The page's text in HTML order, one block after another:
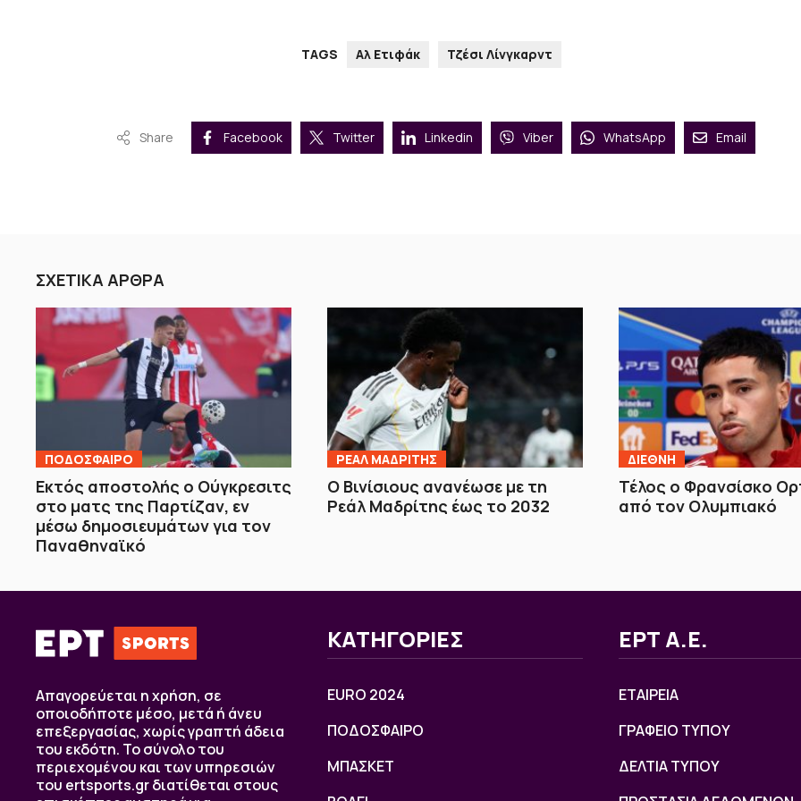
TAGS Αλ Ετιφάκ Τζέσι Λίνγκαρντ
Share Facebook Twitter Linkedin Viber WhatsApp Email
ΣΧΕΤΙΚΑ ΑΡΘΡΑ
ΠΟΔΟΣΦΑΙΡΟ
Εκτός αποστολής ο Ούγκρεσιτς
στο ματς της Παρτίζαν, εν
μέσω δημοσιευμάτων για τον
Παναθηναϊκό
ΡΕΑΛ ΜΑΔΡΙΤΗΣ
Ο Βινίσιους ανανέωσε με τη
Ρεάλ Μαδρίτης έως το 2032
ΔΙΕΘΝΗ
Τέλος ο Φρανσίσκο
από τον Ολυμπιακό
Απαγορεύεται η χρήση, σε
οποιοδήποτε μέσο, μετά ή άνευ
επεξεργασίας, χωρίς γραπτή άδεια
του εκδότη. Το σύνολο του
περιεχομένου και των υπηρεσιών
του ertsports.gr διατίθεται στους
ΚΑΤΗΓΟΡΙΕΣ
EURO 2024
ΠΟΔΟΣΦΑΙΡΟ
ΜΠΑΣΚΕΤ
ΕΡΤ Α.Ε.
ΕΤΑΙΡΕΙΑ
ΓΡΑΦΕΙΟ ΤΥΠΟΥ
ΔΕΛΤΙΑ ΤΥΠΟΥ